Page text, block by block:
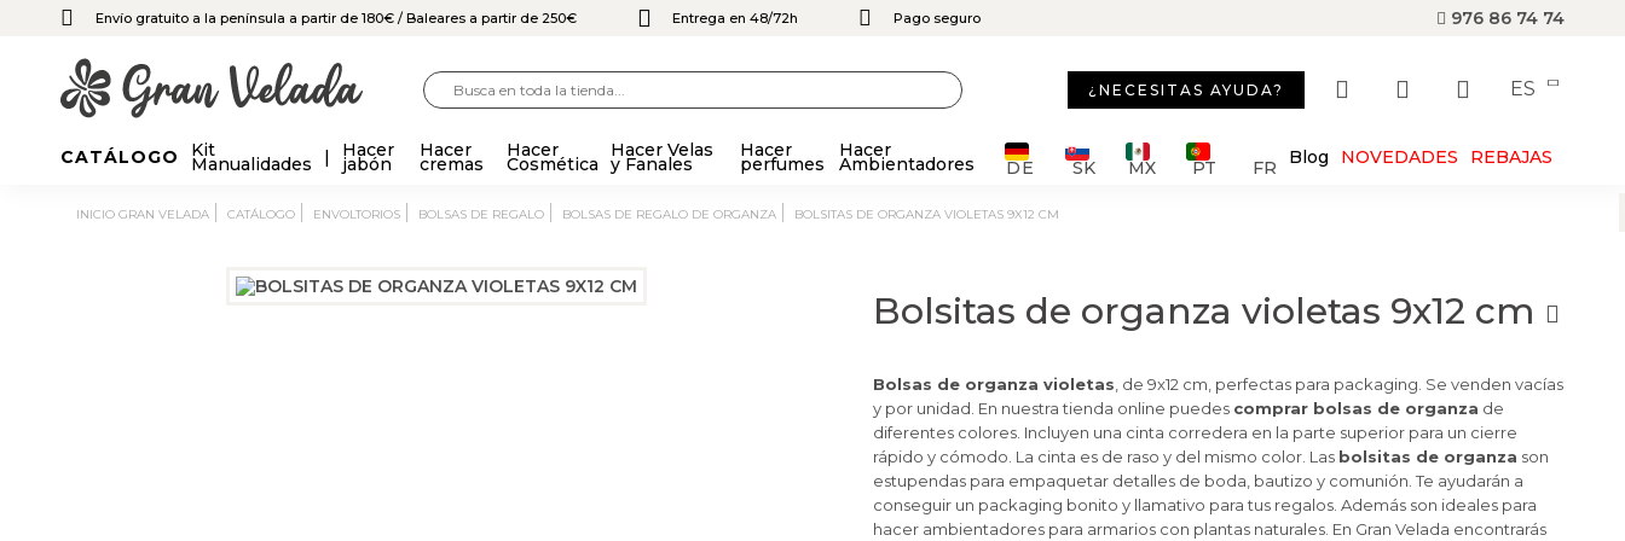
Envío gratuito a la península a partir de 180€ / Baleares a partir de 250€ Entrega en 48/72h Pago seguro 976 86 74 74
¿NECESITAS AYUDA? ES
CATÁLOGO Kit
Manualidades
Hacer
jabón
Hacer
cremas
Hacer
Cosmética
Hacer Velas
y Fanales
Hacer
perfumes
Hacer
Ambientadores DE SK MX PT FR Blog NOVEDADES REBAJAS
INICIO GRAN VELADA CATÁLOGO ENVOLTORIOS BOLSAS DE REGALO BOLSAS DE REGALO DE ORGANZA BOLSITAS DE ORGANZA VIOLETAS 9X12 CM
Bolsitas de organza violetas 9x12 cm
Bolsas de organza violetas , de 9x12 cm, perfectas para packaging. Se venden vacías
y por unidad. En nuestra tienda online puedes comprar bolsas de organza de
diferentes colores. Incluyen una cinta corredera en la parte superior para un cierre
rápido y cómodo. La cinta es de raso y del mismo color. Las bolsitas de organza son
estupendas para empaquetar detalles de boda, bautizo y comunión.Te ayudarán a
conseguir un packaging bonito y llamativo para tus regalos. Además son ideales para
hacer ambientadores para armarios con plantas naturales. En Gran Velada encontrarás